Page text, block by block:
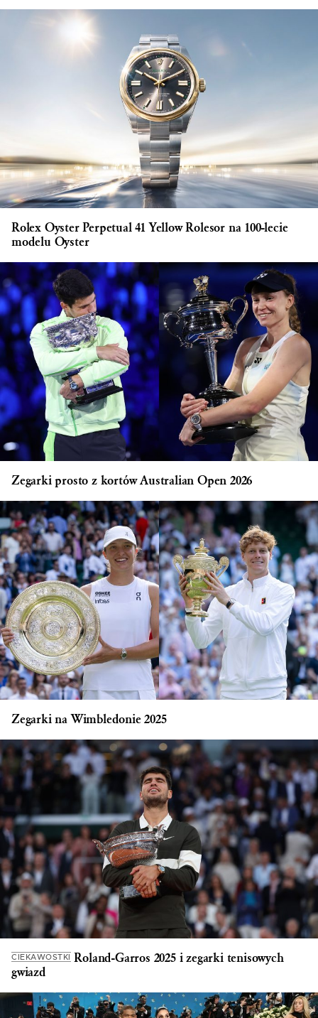
Rolex Oyster Perpetual 41 Yellow Rolesor na 100-lecie
modelu Oyster
Zegarki prosto z kortów Australian Open 2026
Zegarki na Wimbledonie 2025
CIEKAWOSTKI Roland-Garros 2025 i zegarki tenisowych
gwiazd